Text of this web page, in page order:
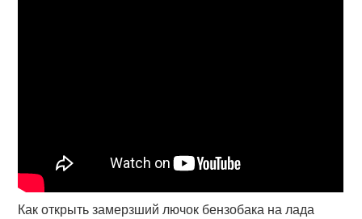
Как открыть замерзший лючок бензобака на лада